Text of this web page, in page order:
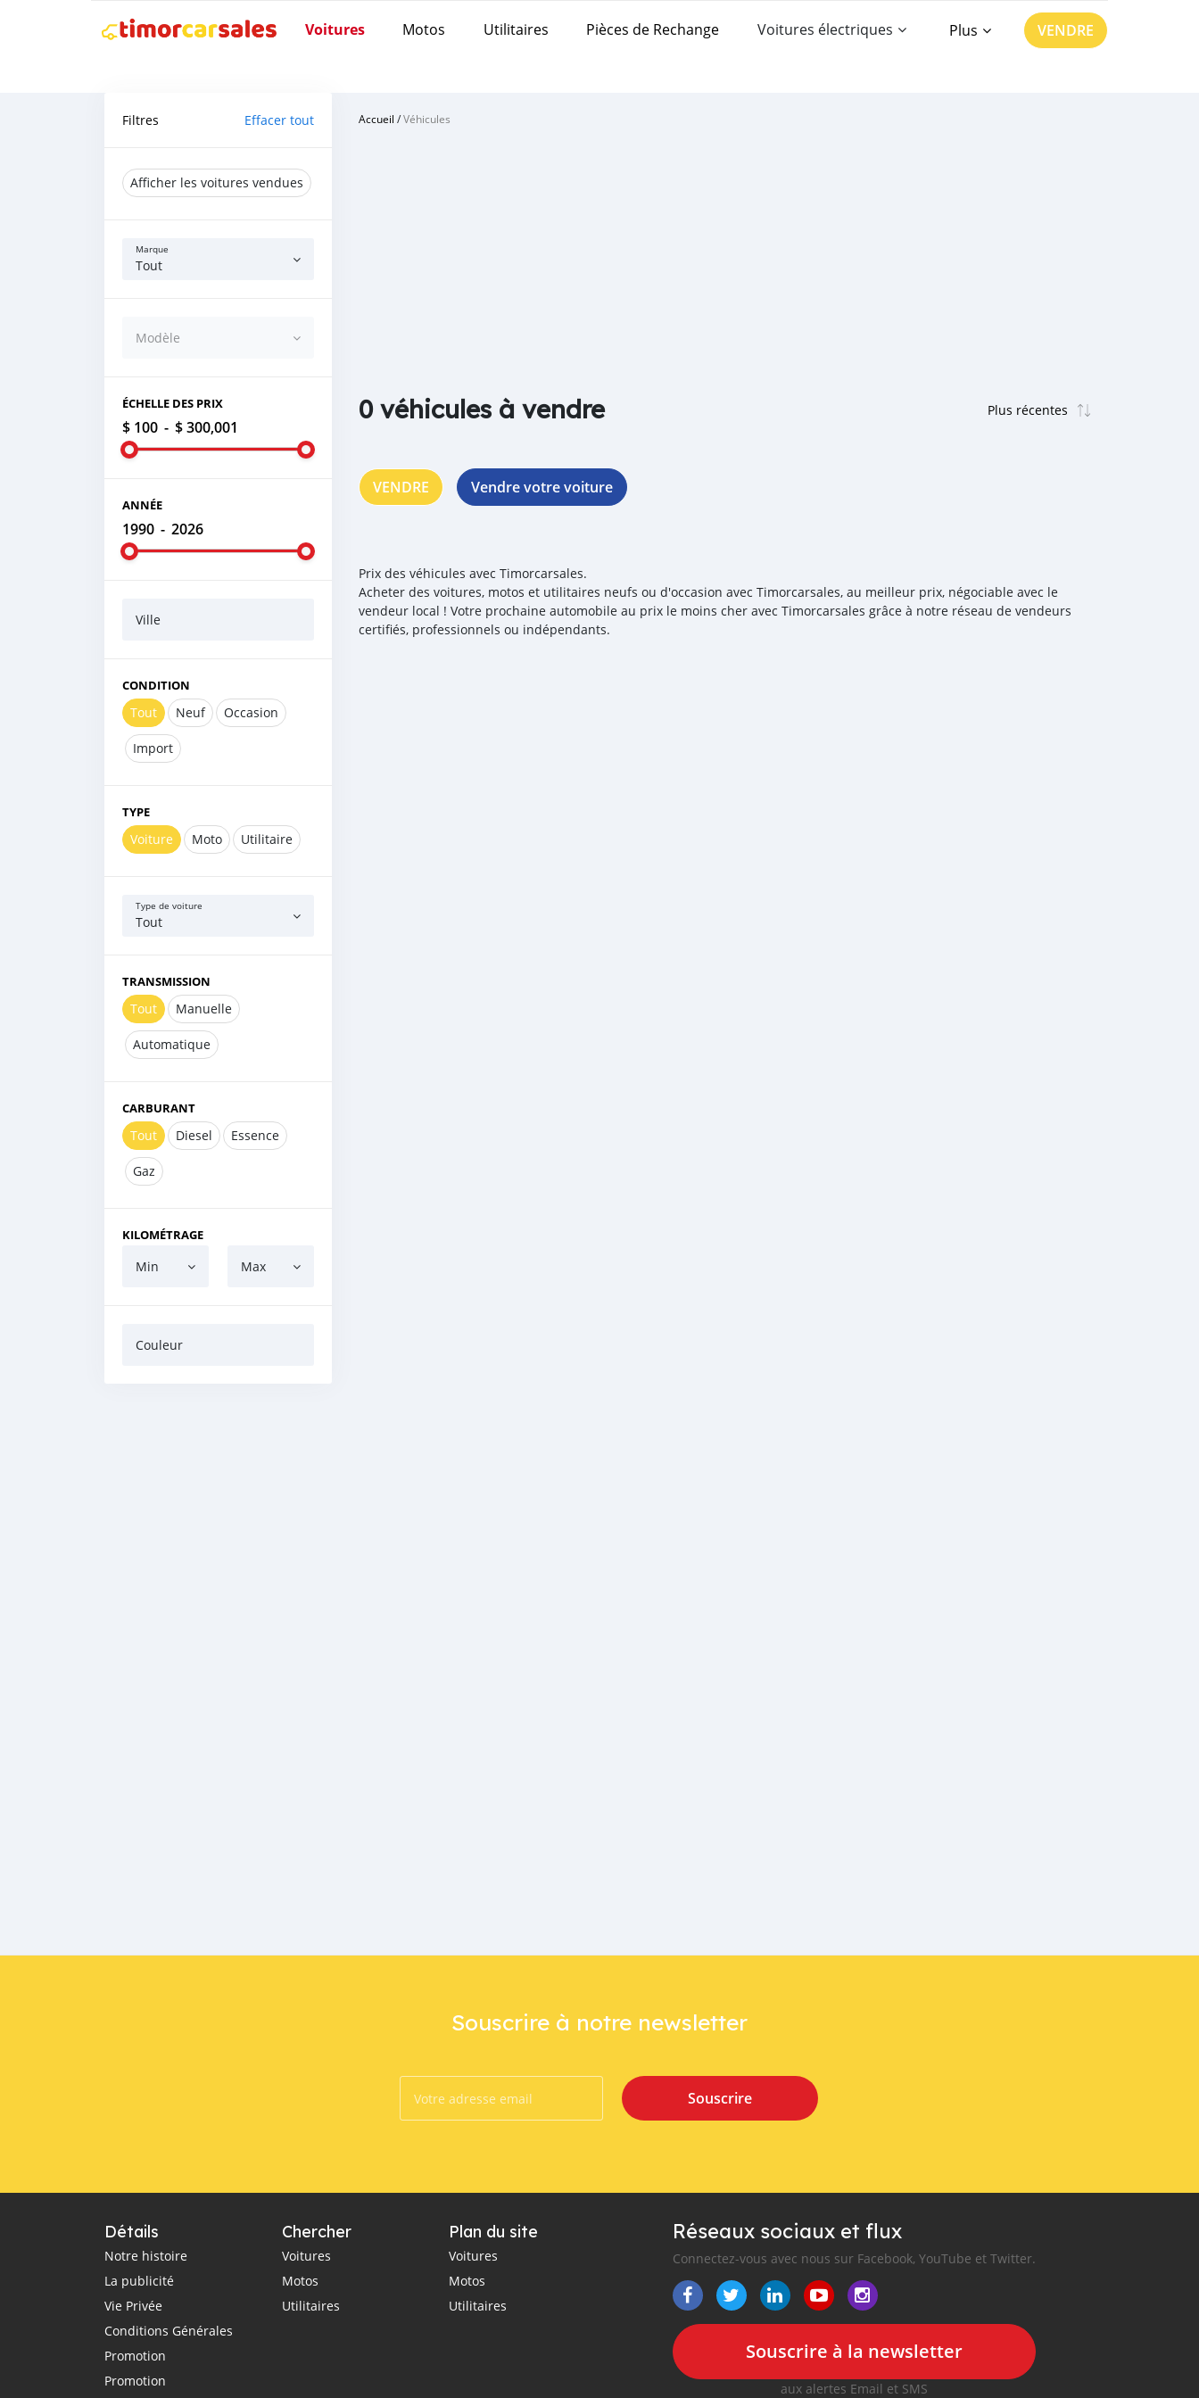
Voitures Motos Utilitaires Pièces de Rechange Voitures électriques Plus VENDRE
Filtres Effacer tout
Afficher les voitures vendues
Marque
Tout
Modèle
ÉCHELLE DES PRIX
$ 100 - $ 300,001
ANNÉE
1990 - 2026
Ville
CONDITION
Tout Neuf Occasion
Import
TYPE
Voiture Moto Utilitaire
Type de voiture
Tout
TRANSMISSION
Tout Manuelle
Automatique
CARBURANT
Tout Diesel Essence
Gaz
KILOMÉTRAGE
Min Max
Couleur
Accueil /Véhicules
0 véhicules à vendre
VENDRE Vendre votre voiture
Prix des véhicules avec Timorcarsales.
Acheter des voitures, motos et utilitaires neufs ou d'occasion avec Timorcarsales, au meilleur prix, négociable avec le
vendeur local ! Votre prochaine automobile au prix le moins cher avec Timorcarsales grâce à notre réseau de vendeurs
certifiés, professionnels ou indépendants.
Souscrire à notre newsletter
Souscrire
Détails
Notre histoire
La publicité
Vie Privée
Conditions Générales
Promotion
Promotion
Chercher
Voitures
Motos
Utilitaires
Plan du site
Voitures
Motos
Utilitaires
Réseaux sociaux et flux
Connectez-vous avec nous sur Facebook, YouTube et Twitter.
Souscrire à la newsletter
aux alertes Email et SMS